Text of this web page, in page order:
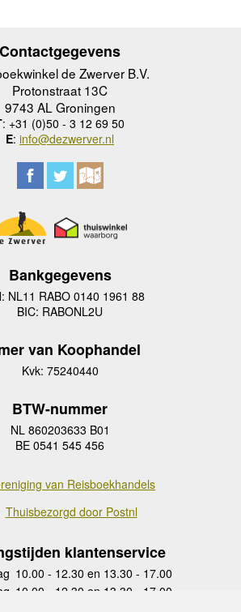
Contactgegevens
de Zwerver B.V.
Protonstraat 13C
9743 AL Groningen
: +31 (0)50 - 3 12 69 50
E: info@dezwerver.nl
Bankgegevens
NL11 RABO 0140 1961 88
BIC: RABONL2U
van Koophandel
Kvk: 75240440
BTW-nummer
NL 860203633 B01
BE 0541 545 456
van Reisboekhandels
Thuisbezorgd door Postnl
klantenservice
10.00 - 12.30 en 13.30 - 17.00
10.00 - 12.30 en 13.30 - 17.00